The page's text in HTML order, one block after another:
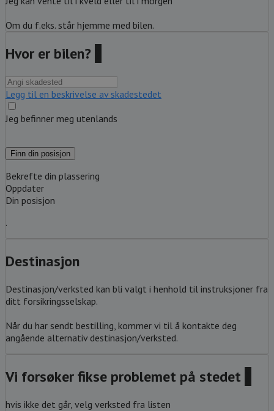
Om du f.eks. står hjemme med bilen.
Hvor er bilen?
Legg til en beskrivelse av skadestedet
Jeg befinner meg utenlands
Finn din posisjon
Bekrefte din plassering
Oppdater
Din posisjon
.
Destinasjon
Destinasjon/verksted kan bli valgt i henhold til instruksjoner fra
ditt forsikringsselskap.
Når du har sendt bestilling, kommer vi til å kontakte deg
angående alternativ destinasjon/verksted.
Vi forsøker fikse problemet på stedet
hvis ikke det går, velg verksted fra listen